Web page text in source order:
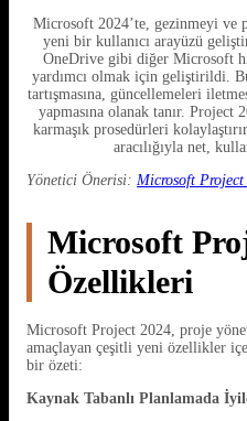
Microsoft 2024’te, gezinmeyi ve
yeni bir kullanıcı arayüzü
OneDrive gibi diğer Microsoft
yardımcı olmak için geliştirildi.
tartışmasına, güncellemeleri
yapmasına olanak tanır.
karmaşık prosedürleri
aracılığıyla net,
Yönetici Önerisi: Microsoft
Microsoft
Özellikleri
Microsoft Project 2024, proje
amaçlayan çeşitli yeni özellikler
bir özeti:
Kaynak Tabanlı Planlamada